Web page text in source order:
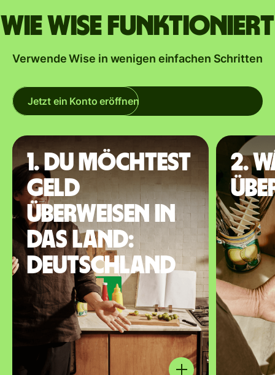
Wie Wise funktioniert
Verwende Wise in wenigen einfachen Schritten
Jetzt ein Konto eröffnen
1. Du möchtest
Geld
überweisen in
das Land:
Deutschland
2.